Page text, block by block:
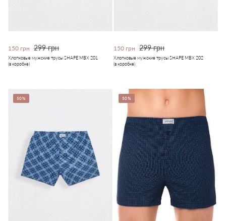
150 грн 299 грн
Хлопковые мужские трусы SHAPE MBX 201
(в коробке)
150 грн 299 грн
Хлопковые мужские трусы SHAPE MBX 202
(в коробке)
50% 50%